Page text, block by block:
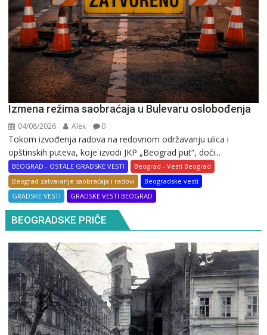
Izmena režima saobraćaja u Bulevaru oslobođenja
04/08/2026 Alex 0
Tokom izvođenja radova na redovnom održavanju ulica i
opštinskih puteva, koje izvodi JKP „Beograd put“, doći...
BEOGRAD - OSTALE GRADSKE VESTI
Beograd - Vesti Beograd
Beograd zatvaranje saobraćaja i radovi
Beogradske vesti
GRADSKE VESTI
GRADSKE VESTI BEOGRAD
BEOGRADSKE PRIČE